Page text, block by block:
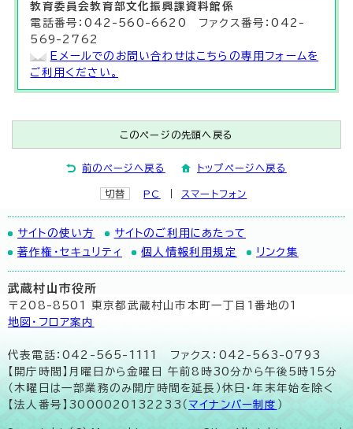
教育委員会教育部文化振興課資料館係
電話番号：042-560-6620 ファクス番号：042-
569-2762
Eメールでのお問い合わせはこちらの専用フォームを
ご利用ください。
このページの先頭へ戻る
前のページへ戻る トップページへ戻る
切替 PC スマートフォン
サイトの使い方
サイトのご利用にあたって
著作権・セキュリティ
個人情報利用規定 リンク集
武蔵村山市役所
〒208-8501 東京都武蔵村山市本町一丁目1番地の1
地図･フロア案内
代表電話：042-565-1111 ファクス：042-563-0793
【開庁時間】月曜日から金曜日 午前8時30分から午後5時15分
（木曜日は一部業務のみ開庁時間を延長）休日・年末年始を除く
【法人番号】3000020132233（ マイナンバー制度 ）